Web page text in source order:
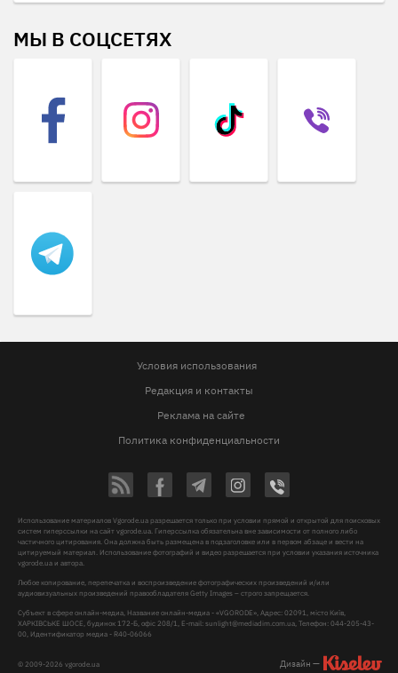
МЫ В СОЦСЕТЯХ
Условия использования
Редакция и контакты
Реклама на сайте
Политика конфиденциальности
© 2009-2026 vgorode.ua
Использование материалов Vgorode.ua разрешается только при условии прямой и открытой для поисковых
систем гиперссылки на сайт vgorode.ua. Гиперссылка обязательна вне зависимости от полного либо
частичного цитирования. Она должна быть размещена в подзаголовке или в первом абзаце и вести на
цитируемый материал. Использование фотографий и видео разрешается при условии указания источника
vgorode.ua и автора.
Любое копирование, перепечатка и воспроизведение фотографических произведений и/или
аудиовизуальных произведений правообладателя Getty Images – строго запрещается.
Субъект в сфере онлайн-медиа, Название онлайн-медиа - «VGORODE», Адрес: 02091, місто Київ,
ХАРКІВСЬКЕ ШОСЕ, будинок 172-Б, офіс 208/1, E-mail:sunlight@mediadim.com.ua, Телефон: 044-205-43-
00, Идентификатор медиа - R40-06066
Дизайн —